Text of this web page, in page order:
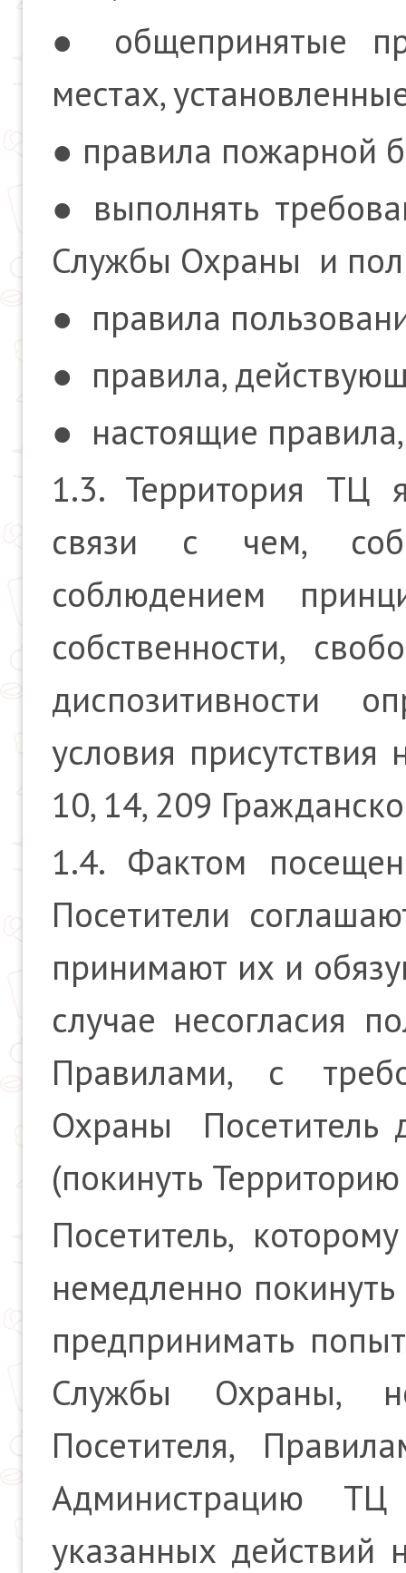
● общепринятые
местах,
● правила пожарной
● выполнять
Службы Охраны и
● правила
● правила,
● настоящие
1.3. Территория ТЦ
связи с чем,
соблюдением
собственности,
диспозитивности
условия
10, 14, 209
1.4. Фактом
Посетители
принимают их и
случае несогласия
Правилами, с
Охраны Посетитель
(покинуть
Посетитель,
немедленно
предпринимать
Службы Охраны,
Посетителя,
Администрацию
указанных действий